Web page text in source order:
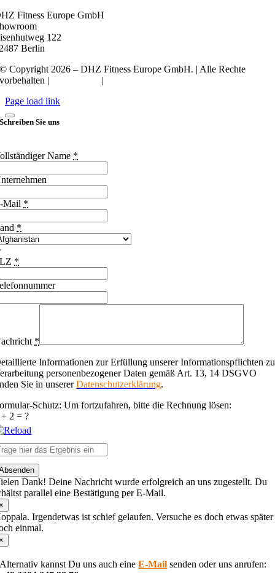
Fitness Europe GmbH
122
Berlin
© Copyright 2026 – DHZ Fitness Europe GmbH. | Alle Rechte
vorbehalten |
|
Page load link
Schreiben Sie uns
Name *
Mail *
*
*
*
Informationen zur Erfüllung unserer Informationspflichten
personenbezogener Daten gemäß Art. 13, 14 DSGVO
Sie in unsererDatenschutzerklärung.
Schutz: Um fortzufahren, bitte die Rechnung lösen:
2 = ?
Dank! Deine Nachricht wurde erfolgreich an uns zugestellt. Du
parallel eine Bestätigung per E-Mail.
Irgendetwas ist schief gelaufen. Versuche es doch etwas später
einmal.
Alternativ kannst Du uns auch eineE-Mail senden oder uns anrufen: